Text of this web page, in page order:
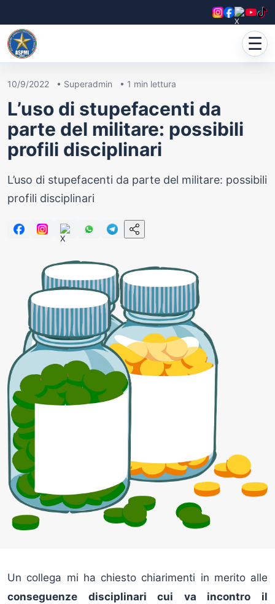
☰
10/9/2022 • Superadmin • 1 min lettura
L’uso di stupefacenti da
parte del militare: possibili
profili disciplinari
L’uso di stupefacenti da parte del militare: possibili
profili disciplinari
Un collega mi ha chiesto chiarimenti in merito alle
conseguenze disciplinari cui va incontro il